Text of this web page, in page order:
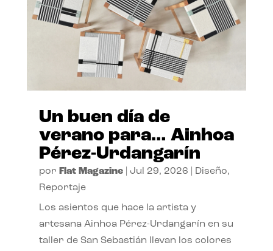
Un buen día de
verano para… Ainhoa
Pérez-Urdangarín
por Flat Magazine| Jul 29, 2026 Diseño,
Reportaje
Los asientos que hace la artista y
artesana Ainhoa Pérez-Urdangarín en su
taller de San Sebastián llevan los colores